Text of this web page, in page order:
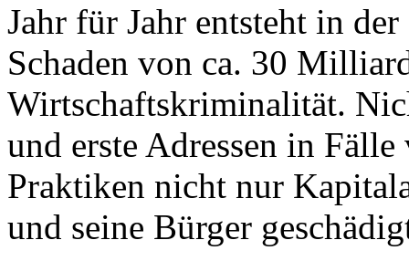
Jahr für Jahr entsteht in
Schaden von ca. 30
Wirtschaftskriminalität.
und erste Adressen in
Praktiken nicht nur
und seine Bürger